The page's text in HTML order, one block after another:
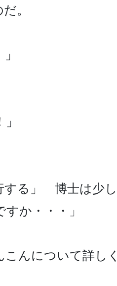
。
る」　博士は少
か・・・」
こんについて詳